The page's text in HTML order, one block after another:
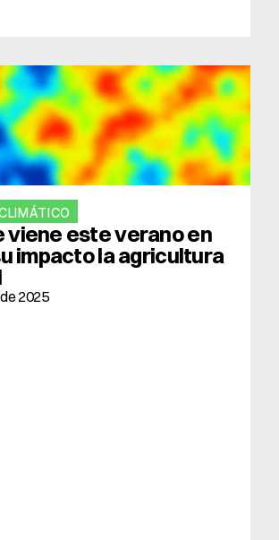
viene este verano en
impacto la agricultura
2025